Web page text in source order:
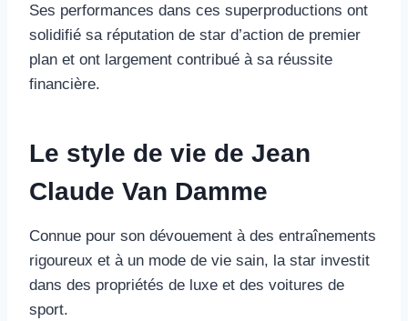
Ses performances dans ces superproductions ont
solidifié sa réputation de star d’action de premier
plan et ont largement contribué à sa réussite
financière.
Le style de vie de Jean
Claude Van Damme
Connue pour son dévouement à des entraînements
rigoureux et à un mode de vie sain, la star investit
dans des propriétés de luxe et des voitures de
sport.